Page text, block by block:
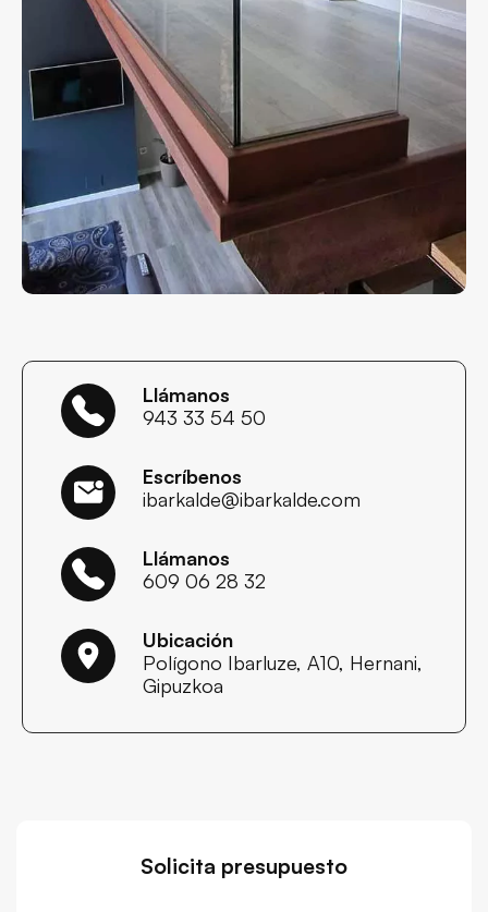
Llámanos
943 33 54 50
Escríbenos
ibarkalde@ibarkalde.com
Llámanos
609 06 28 32
Ubicación
Polígono Ibarluze, A10, Hernani,
Gipuzkoa
Solicita presupuesto